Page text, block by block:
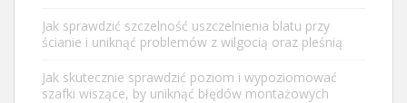
Jak sprawdzić szczelność uszczelnienia blatu przy
ścianie i uniknąć problemów z wilgocią oraz pleśnią
Jak skutecznie sprawdzić poziom i wypoziomować
szafki wiszące, by uniknąć błędów montażowych